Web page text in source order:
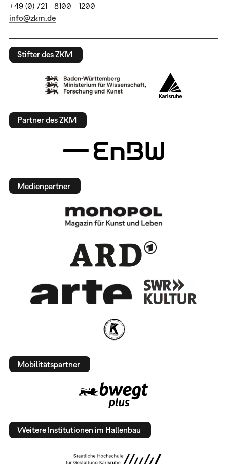
+49 (0) 721 - 8100 - 1200
info@zkm.de
Stifter des ZKM
Partner des ZKM
Medienpartner
Mobilitätspartner
Weitere Institutionen im Hallenbau